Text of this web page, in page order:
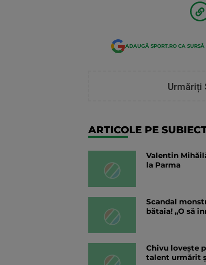
ADAUGĂ SPORT.RO CA
Urmăriți
ARTICOLE PE
Valentin
la Parma
Scandal
bătaia! „O să
Chivu lovește
talent urmărit